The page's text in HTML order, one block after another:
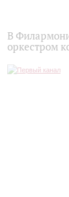
В
оркестром